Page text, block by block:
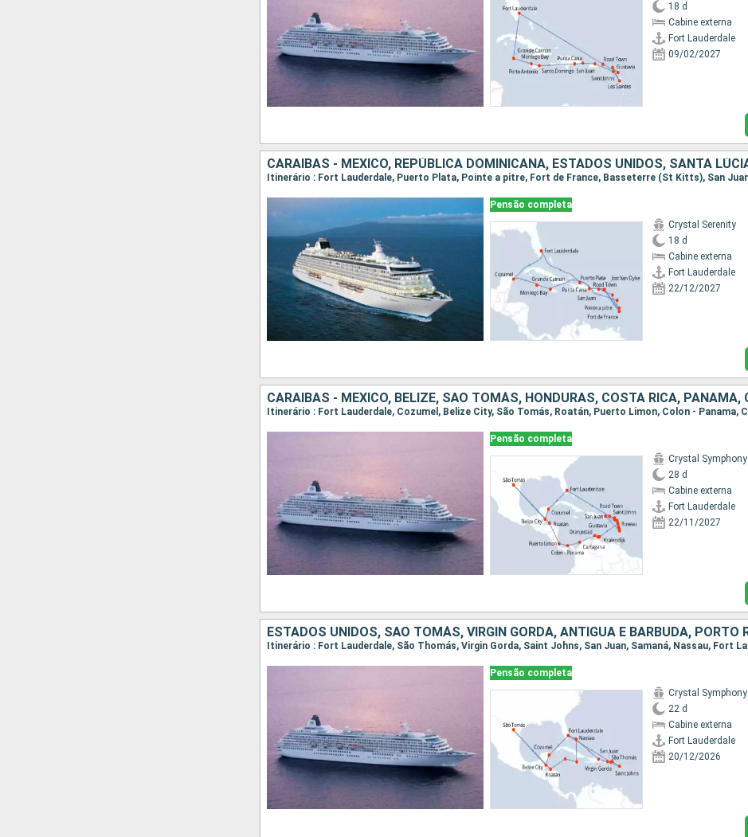
18 d
Cabine externa
Fort Lauderdale
09/02/2027
Pensão completa
Crystal Serenity
18 d
Cabine externa
Fort Lauderdale
22/12/2027
Pensão completa
Crystal Symphony
28 d
Cabine externa
Fort Lauderdale
22/11/2027
Pensão completa
Crystal Symphony
22 d
Cabine externa
Fort Lauderdale
20/12/2026